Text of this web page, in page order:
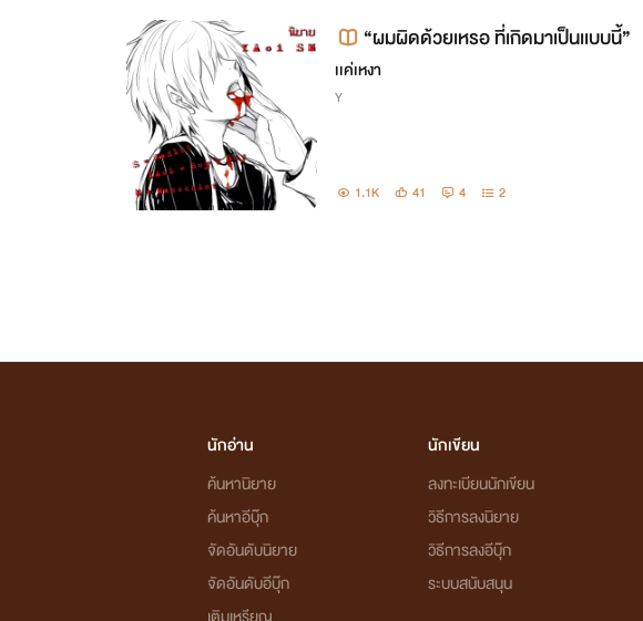
“ผมผิดด้วยเหรอ ที่เกิดมาเป็นเเบบนี้”
เเค่เหงา
Y
1.1K 41 4 2
นักอ่าน
ค้นหานิยาย
ค้นหาอีบุ๊ก
จัดอันดับนิยาย
จัดอันดับอีบุ๊ก
นักเขียน
ลงทะเบียนนักเขียน
วิธีการลงนิยาย
วิธีการลงอีบุ๊ก
ระบบสนับสนุน